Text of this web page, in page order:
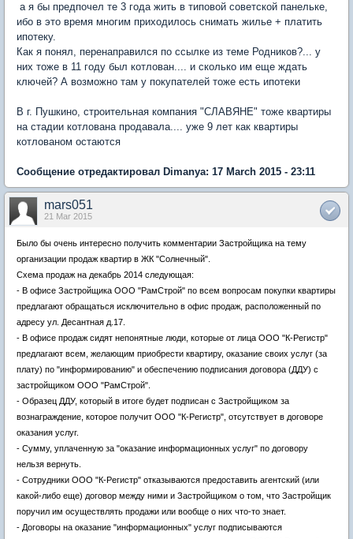
а я бы предпочел те 3 года жить в типовой советской панельке,
ибо в это время многим приходилось снимать жилье + платить
ипотеку.
Как я понял, перенаправился по ссылке из теме Родников?... у
них тоже в 11 году был котлован.... и сколько им еще ждать
ключей? А возможно там у покупателей тоже есть ипотеки
В г. Пушкино, строительная компания "СЛАВЯНЕ" тоже квартиры
на стадии котлована продавала.... уже 9 лет как квартиры
котлованом остаются
Сообщение отредактировал Dimanya: 17 March 2015 - 23:11
mars051
21 Mar 2015
Было бы очень интересно получить комментарии Застройщика на тему
организации продаж квартир в ЖК "Солнечный".
Схема продаж на декабрь 2014 следующая:
- В офисе Застройщика ООО "РамСтрой" по всем вопросам покупки квартиры
предлагают обращаться исключительно в офис продаж, расположенный по
адресу ул. Десантная д.17.
- В офисе продаж сидят непонятные люди, которые от лица ООО "К-Регистр"
предлагают всем, желающим приобрести квартиру, оказание своих услуг (за
плату) по "информированию" и обеспечению подписания договора (ДДУ) с
застройщиком ООО "РамСтрой".
- Образец ДДУ, который в итоге будет подписан с Застройщиком за
вознаграждение, которое получит ООО "К-Регистр", отсутствует в договоре
оказания услуг.
- Сумму, уплаченную за "оказание информационных услуг" по договору
нельзя вернуть.
- Сотрудники ООО "К-Регистр" отказываются предоставить агентский (или
какой-либо еще) договор между ними и Застройщиком о том, что Застройщик
поручил им осуществлять продажи или вообще о них что-то знает.
- Договоры на оказание "информационных" услуг подписываются